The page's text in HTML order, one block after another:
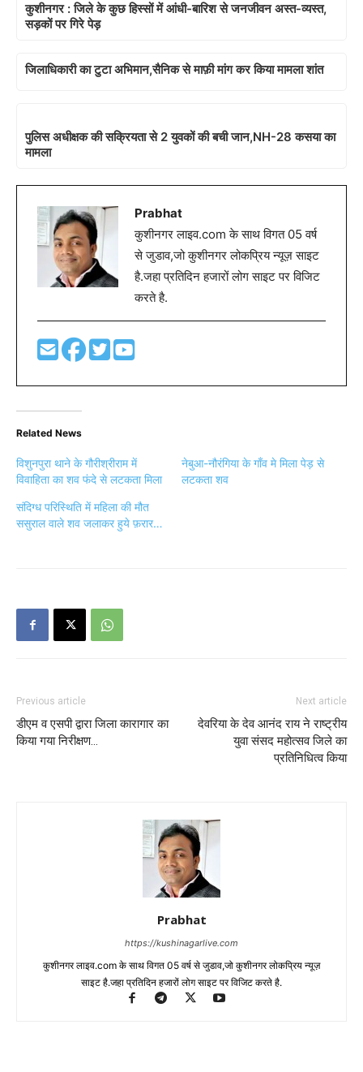
कुशीनगर : जिले के कुछ हिस्सों में आंधी-बारिश से जनजीवन अस्त-व्यस्त,
सड़कों पर गिरे पेड़
जिलाधिकारी का टुटा अभिमान,सैनिक से माफ़ी मांग कर किया मामला शांत
पुलिस अधीक्षक की सक्रियता से 2 युवकों की बची जान,NH-28 कसया का
मामला
Prabhat
कुशीनगर लाइव.com के साथ विगत 05 वर्ष
से जुडाव,जो कुशीनगर लोकप्रिय न्यूज़ साइट
है.जहा प्रतिदिन हजारों लोग साइट पर विजिट
करते है.
Related News
विशुनपुरा थाने के गौरीश्रीराम में
विवाहिता का शव फंदे से लटकता मिला
नेबुआ-नौरंगिया के गाँव मे मिला पेड़ से
लटकता शव
संदिग्ध परिस्थिति में महिला की मौत
ससुराल वाले शव जलाकर हुये फ़रार…
Previous article
डीएम व एसपी द्वारा जिला कारागार का
किया गया निरीक्षण…
Next article
देवरिया के देव आनंद राय ने राष्ट्रीय
युवा संसद महोत्सव जिले का
प्रतिनिधित्व किया
Prabhat
https://kushinagarlive.com
कुशीनगर लाइव.com के साथ विगत 05 वर्ष से जुडाव,जो कुशीनगर लोकप्रिय न्यूज़
साइट है.जहा प्रतिदिन हजारों लोग साइट पर विजिट करते है.